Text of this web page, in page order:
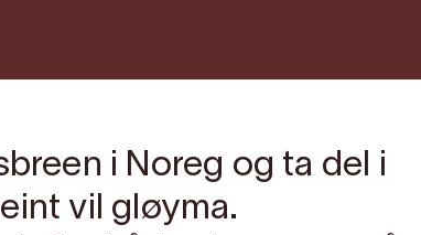
i Noreg og ta del i
vil gløyma.